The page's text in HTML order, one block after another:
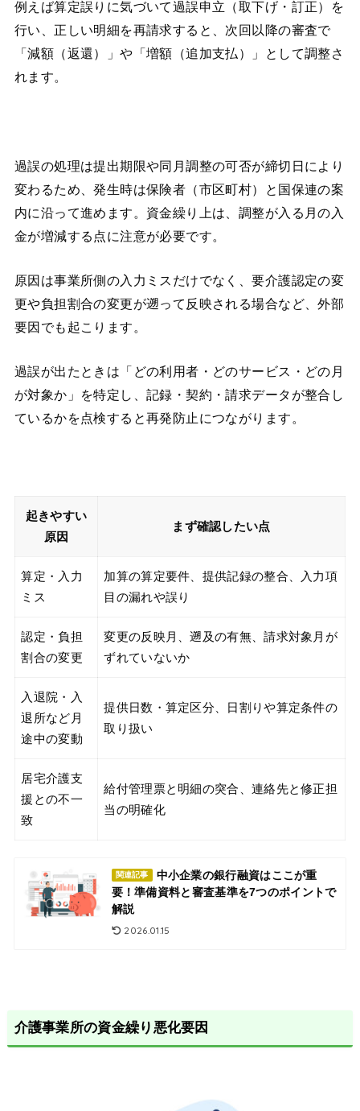
例えば算定誤りに気づいて過誤申立（取下げ・訂正）を
行い、正しい明細を再請求すると、次回以降の審査で
「減額（返還）」や「増額（追加支払）」として調整さ
れます。
過誤の処理は提出期限や同月調整の可否が締切日により
変わるため、発生時は保険者（市区町村）と国保連の案
内に沿って進めます。資金繰り上は、調整が入る月の入
金が増減する点に注意が必要です。
原因は事業所側の入力ミスだけでなく、要介護認定の変
更や負担割合の変更が遡って反映される場合など、外部
要因でも起こります。
過誤が出たときは「どの利用者・どのサービス・どの月
が対象か」を特定し、記録・契約・請求データが整合し
ているかを点検すると再発防止につながります。
起きやすい
原因
まず確認したい点
算定・入力
ミス
加算の算定要件、提供記録の整合、入力項
目の漏れや誤り
認定・負担
割合の変更
変更の反映月、遡及の有無、請求対象月が
ずれていないか
入退院・入
退所など月
途中の変動
提供日数・算定区分、日割りや算定条件の
取り扱い
居宅介護支
援との不一
致
給付管理票と明細の突合、連絡先と修正担
当の明確化
関連記事
中小企業の銀行融資はここが重
要！準備資料と審査基準を7つのポイントで
解説
2026.01.15
介護事業所の資金繰り悪化要因